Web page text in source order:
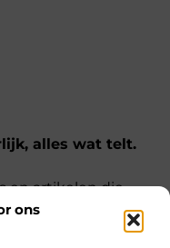
ons
alles wat telt.
en artikelen die
uit het